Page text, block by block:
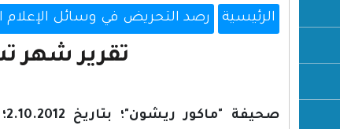
الرئيسية رصد التحريض في وسائل الإعلام
تقرير شهر